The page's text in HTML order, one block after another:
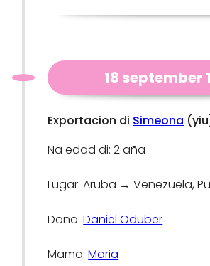
18 september
Exportacion di Simeona
Na edad di: 2 aña
Lugar: Aruba → Venezuela,
Doño:Daniel Oduber
Mama:Maria